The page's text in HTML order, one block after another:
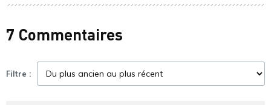
7 Commentaires
Filtre :